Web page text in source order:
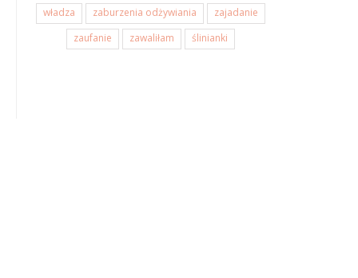
władza
zaburzenia odżywiania
zajadanie
zaufanie
zawaliłam ślinianki